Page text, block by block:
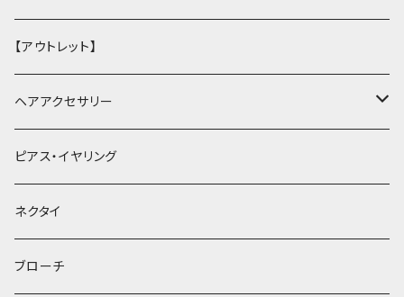
【アウトレット】
ヘアアクセサリー
ヘアクリップ
ヘッドドレス・カチューシャ
ヘアゴム
ピアス・イヤリング
ネクタイ
ブローチ